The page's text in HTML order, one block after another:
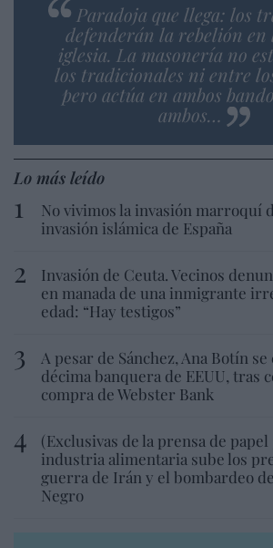
Paradoja que llega: los
defenderán la rebelión
iglesia. La masonería no
los tradicionales ni entre
pero actúa en ambos
ambos…
Lo más leído
No vivimos la invasión marroquí
invasión islámica de España
Invasión de Ceuta. Vecinos
en manada de una inmigrante
edad: “Hay testigos”
A pesar de Sánchez, Ana Botín
décima banquera de EEUU, tras
compra de Webster Bank
(Exclusivas de la prensa de papel
industria alimentaria sube los
guerra de Irán y el bombardeo
Negro